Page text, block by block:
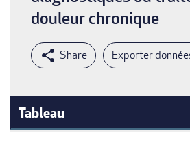
douleur chronique
Exporter
Tableau